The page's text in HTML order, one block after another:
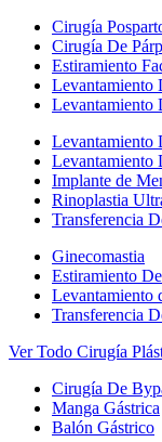
Cirugía
Cirugía De
Estiramiento
Levantamiento
Levantamiento
Levantamiento
Levantamiento
Implante de
Rinoplastia
Transferencia
Ginecomastia
Estiramiento
Levantamiento
Transferencia
Ver Todo Cirugía
Cirugía De
Manga Gástrica
Balón Gástrico